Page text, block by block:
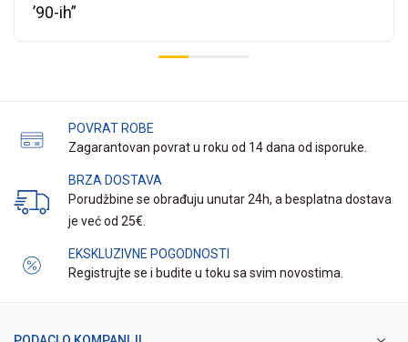
’90-ih”
POVRAT ROBE
Zagarantovan povrat u roku od 14 dana od isporuke.
BRZA DOSTAVA
Porudžbine se obrađuju unutar 24h, a besplatna dostava
je već od 25€.
EKSKLUZIVNE POGODNOSTI
Registrujte se i budite u toku sa svim novostima.